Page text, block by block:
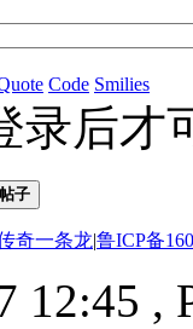
Code Smilies
录后才
子
奇一条龙|鲁ICP备
12:45 ,